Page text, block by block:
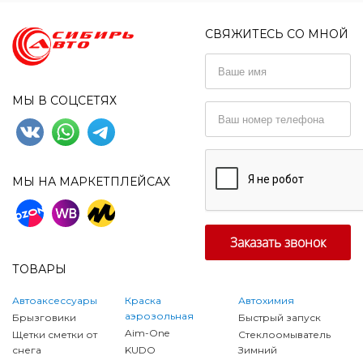
МЫ В СОЦСЕТЯХ
МЫ НА МАРКЕТПЛЕЙСАХ
СВЯЖИТЕСЬ СО МНОЙ
ТОВАРЫ
Автоаксессуары
Брызговики
Щетки сметки от
снега
Краска
аэрозольная
Aim-One
KUDO
Автохимия
Быстрый запуск
Стеклоомыватель
Зимний